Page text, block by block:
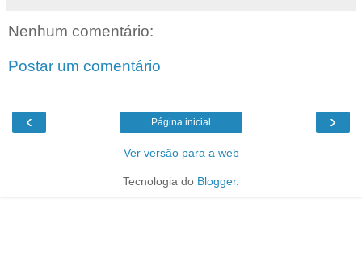
Nenhum comentário:
Postar um comentário
‹ ›
Página inicial
Ver versão para a web
Tecnologia do Blogger.